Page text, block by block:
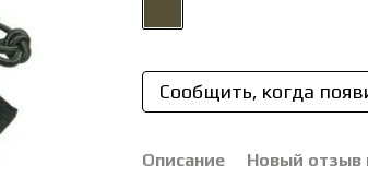
Сообщить, когда
Описание Новый отзыв